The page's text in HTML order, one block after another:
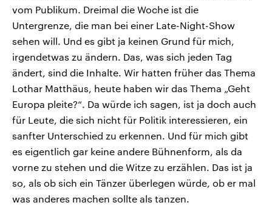
vom Publikum. Dreimal die Woche ist die
Untergrenze, die man bei einer Late-Night-Show
sehen will. Und es gibt ja keinen Grund für mich,
irgendetwas zu ändern. Das, was sich jeden Tag
ändert, sind die Inhalte. Wir hatten früher das Thema
Lothar Matthäus, heute haben wir das Thema „Geht
Europa pleite?“. Da würde ich sagen, ist ja doch auch
für Leute, die sich nicht für Politik interessieren, ein
sanfter Unterschied zu erkennen. Und für mich gibt
es eigentlich gar keine andere Bühnenform, als da
vorne zu stehen und die Witze zu erzählen. Das ist ja
so, als ob sich ein Tänzer überlegen würde, ob er mal
was anderes machen sollte als tanzen.